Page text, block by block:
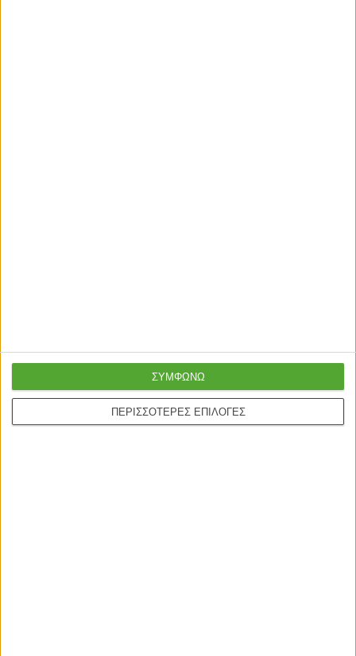
ΠΕΡΙΣΣΟΤΕΡΕΣ ΕΠΙΛΟΓΕΣ
ΣΥΜΦΩΝΩ